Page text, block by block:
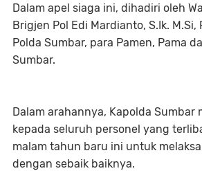
Dalam apel siaga ini, dihadiri oleh
Brigjen Pol Edi Mardianto, S.Ik. M.Si,
Polda Sumbar, para Pamen, Pama
Sumbar.
Dalam arahannya, Kapolda Sumbar
kepada seluruh personel yang
malam tahun baru ini untuk
dengan sebaik baiknya.